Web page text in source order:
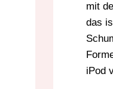
mit
das
iPod